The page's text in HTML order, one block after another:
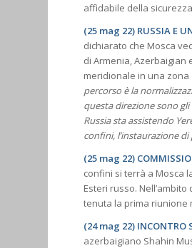
affidabile della
(25 mag 22) RUSSIA E
dichiarato che Mosca
di Armenia, Azerbaigian
meridionale in una
percorso è la
questa direzione sono
Russia sta assistendo
confini, l’instaurazione
(25 mag 22)
confini si terrà a Mosca
Esteri russo.
tenuta la prima riunione
(24 mag 22) INCONTRO
azerbaigiano Shahin